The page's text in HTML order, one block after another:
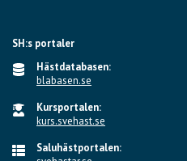
SH:s portaler
Hästdatabasen:
blabasen.se
Kursportalen:
kurs.svehast.se
Saluhästportalen: